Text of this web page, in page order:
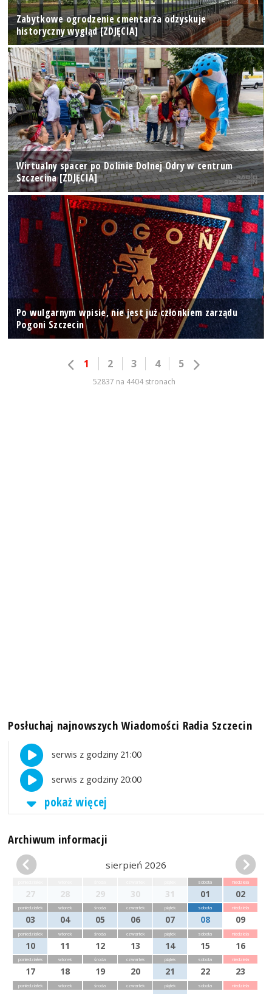
Zabytkowe ogrodzenie cmentarza odzyskuje
historyczny wygląd [ZDJĘCIA]
Wirtualny spacer po Dolinie Dolnej Odry w centrum
Szczecina [ZDJĘCIA]
Po wulgarnym wpisie, nie jest już członkiem zarządu
Pogoni Szczecin
1 2 3 4 5
52837 na 4404 stronach
Posłuchaj najnowszych Wiadomości Radia Szczecin
serwis z godziny 21:00
serwis z godziny 20:00
pokaż więcej
Archiwum informacji
sierpień 2026
27 28 29 30 31
sobota
01
niedziela
02
poniedziałek
03
wtorek
04
środa
05
czwartek
06
piątek
07
sobota
08
niedziela
09
poniedziałek
10
wtorek
11
środa
12
czwartek
13
piątek
14
sobota
15
niedziela
16
poniedziałek
17
wtorek
18
środa
19
czwartek
20
piątek
21
sobota
22
niedziela
23
poniedziałek wtorek środa czwartek piątek sobota niedziela